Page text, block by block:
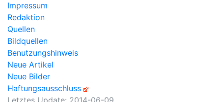
Impressum
Redaktion
Quellen
Bildquellen
Benutzungshinweis
Neue Artikel
Neue Bilder
Haftungsausschluss